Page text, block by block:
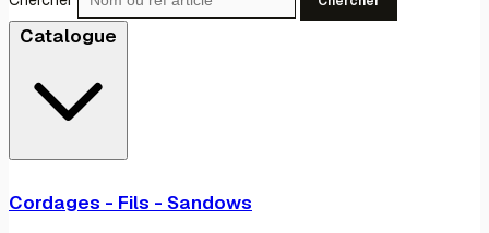
Catalogue
Cordages - Fils - Sandows